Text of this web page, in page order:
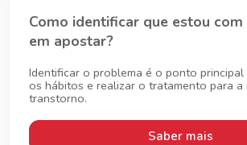
Como identificar que estou
em apostar?
Identificar o problema é o ponto
os hábitos e realizar o tratamento para a
transtorno.
Saber mais